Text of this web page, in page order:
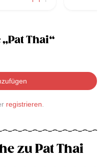
Thai“
registrieren.
zu Pat Thai